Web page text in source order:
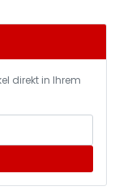
direkt in Ihrem